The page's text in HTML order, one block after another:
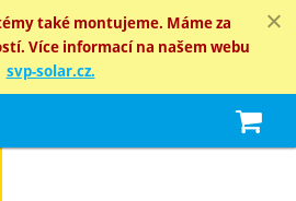
také montujeme. Máme za
Více informací na našem webu
svp-solar.cz.